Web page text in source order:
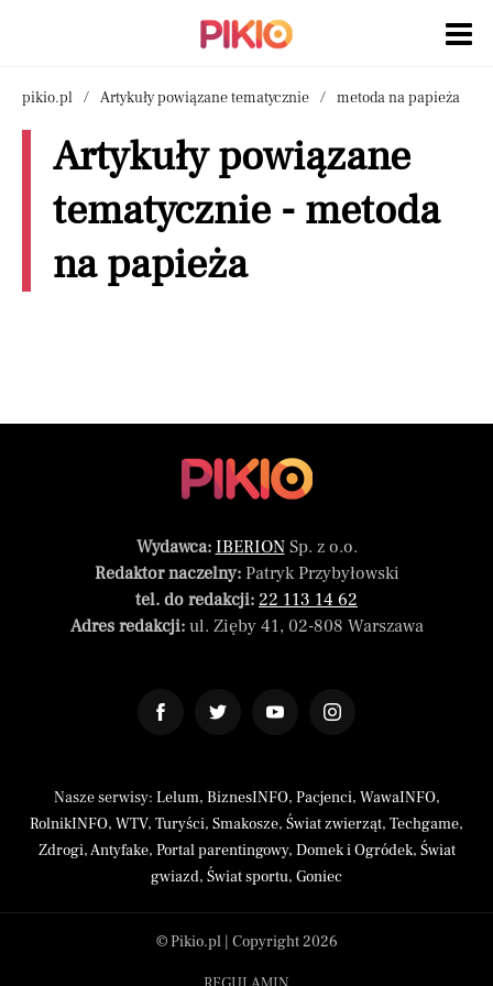
pikio.pl Artykuły powiązane tematycznie metoda na papieża
Artykuły powiązane
tematycznie - metoda
na papieża
Wydawca: IBERIONSp. z o.o.
Redaktor naczelny:Patryk Przybyłowski
tel. do redakcji: 22 113 14 62
Adres redakcji:ul. Zięby 41, 02-808 Warszawa
Nasze serwisy: Lelum, BiznesINFO, Pacjenci, WawaINFO,
RolnikINFO, WTV, Turyści, Smakosze, Świat zwierząt, Techgame,
Zdrogi,Antyfake, Portal parentingowy, Domek i Ogródek, Świat
gwiazd, Świat sportu, Goniec
© Pikio.pl | Copyright 2026